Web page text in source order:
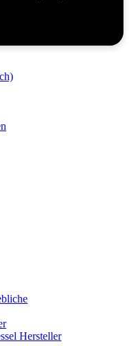
Hersteller